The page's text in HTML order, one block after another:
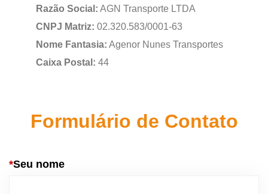
Razão Social: AGN Transporte LTDA
CNPJ Matriz: 02.320.583/0001-63
Nome Fantasia: Agenor Nunes Transportes
Caixa Postal: 44
Formulário de Contato
*Seu nome